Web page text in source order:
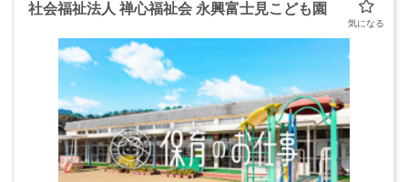
社会福祉法人 禅心福祉会 永興富士見こども園